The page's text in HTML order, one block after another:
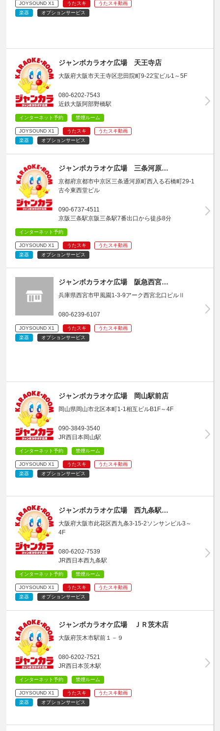
JOYSOUND X1 うたスキ
うたスキ動画
楽器
オプションサービス
ジャンボカラオケ広場 天王寺店
大阪府大阪市天王寺区悲田院町9-22宝ビル1～5F
080-6202-7543
近鉄大阪阿部野橋駅
インターネット予約 禁煙ルーム
JOYSOUND X1 うたスキ
うたスキ動画
楽器
オプションサービス
ジャンボカラオケ広場 三条河原…
京都府京都市中京区三条通河原町西入る石橋町29-1
古今東西堂ビル
090-6737-4511
京阪三条駅京阪三条駅7番出口から徒歩8分
インターネット予約
JOYSOUND X1 うたスキ
うたスキ動画
楽器
オプションサービス
ジャンボカラオケ広場 阪急西宮…
兵庫県西宮市甲風園1-3-9アーク西宮北口ビルⅡ
080-6239-6107
JOYSOUND X1 うたスキ
うたスキ動画
楽器
オプションサービス
ジャンボカラオケ広場 岡山駅前店
岡山県岡山市北区本町1-1相互ビルB1F～4F
090-3849-3540
JR西日本岡山駅
インターネット予約 禁煙ルーム
JOYSOUND X1 うたスキ
うたスキ動画
楽器
オプションサービス
ジャンボカラオケ広場 西九条駅…
大阪府大阪市此花区西九条3-15-2ソンサンビル3～
4F
080-6202-7539
JR西日本西九条駅
インターネット予約 禁煙ルーム
JOYSOUND X1 うたスキ
うたスキ動画
楽器
オプションサービス
ジャンボカラオケ広場 ＪＲ茨木店
大阪府茨木市駅前１－９
080-6202-7521
JR西日本茨木駅
インターネット予約 禁煙ルーム
JOYSOUND X1 うたスキ
うたスキ動画
楽器
オプションサービス